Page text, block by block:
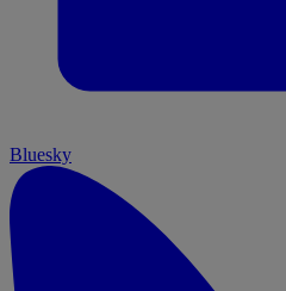
Bluesky